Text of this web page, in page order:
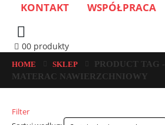
KONTAKT WSPÓŁPRACA
00 produkty
HOME SKLEP
PRODUCT TAG -
MATERAC NAWIERZCHNIOWY
Filter